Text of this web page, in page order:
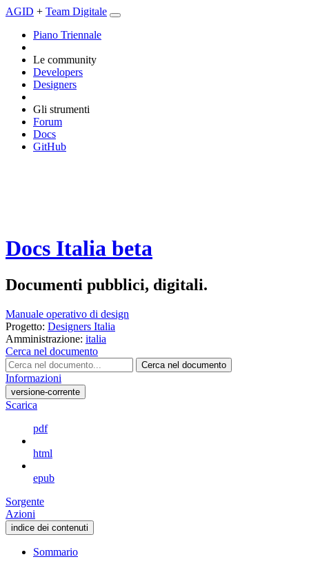
AGID + Team Digitale
Piano Triennale
Le community
Developers
Designers
Gli strumenti
Forum
Docs
GitHub
Docs Italia beta
Documenti pubblici, digitali.
Manuale operativo di design
Progetto: Designers Italia
Amministrazione: italia
Cerca nel documento
Cerca nel documento
Informazioni
versione-corrente
Scarica
pdf
html
epub
Sorgente
Azioni
indice dei contenuti
Sommario